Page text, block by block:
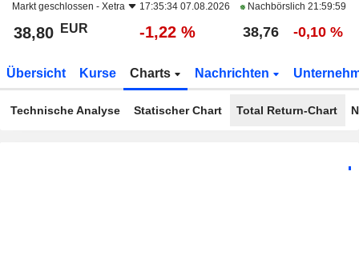
Markt geschlossen - Xetra 17:35:34 07.08.2026 Nachbörslich 21:59:59
38,80 EUR -1,22 % 38,76 -0,10 %
Übersicht Kurse Charts Nachrichten
Technische Analyse Statischer Chart Total Return-Chart